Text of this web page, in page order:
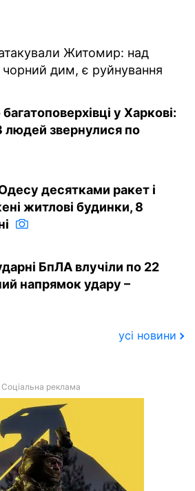
Житомир: над
чорний дим, є руйнування
у Харкові:
людей звернулися по
десятками ракет і
житлові будинки, 8
БпЛА влучіли по 22
напрямок удару –
усі новини
Соціальна реклама